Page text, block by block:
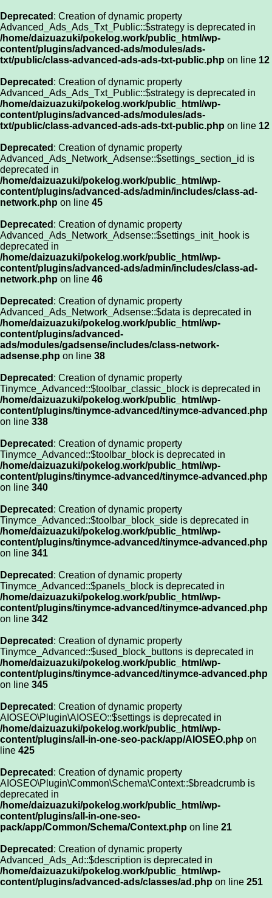
Deprecated : Creation of dynamic property
Advanced_Ads_Ads_Txt_Public::$strategy is deprecated in
/home/daizuazuki/pokelog.work/public_html/wp-
content/plugins/advanced-ads/modules/ads-
txt/public/class-advanced-ads-ads-txt-public.php on line 12
Deprecated : Creation of dynamic property
Advanced_Ads_Ads_Txt_Public::$strategy is deprecated in
/home/daizuazuki/pokelog.work/public_html/wp-
content/plugins/advanced-ads/modules/ads-
txt/public/class-advanced-ads-ads-txt-public.php on line 12
Deprecated : Creation of dynamic property
Advanced_Ads_Network_Adsense::$settings_section_id is
deprecated in
/home/daizuazuki/pokelog.work/public_html/wp-
content/plugins/advanced-ads/admin/includes/class-ad-
network.php on line 45
Deprecated : Creation of dynamic property
Advanced_Ads_Network_Adsense::$settings_init_hook is
deprecated in
/home/daizuazuki/pokelog.work/public_html/wp-
content/plugins/advanced-ads/admin/includes/class-ad-
network.php on line 46
Deprecated : Creation of dynamic property
Advanced_Ads_Network_Adsense::$data is deprecated in
/home/daizuazuki/pokelog.work/public_html/wp-
content/plugins/advanced-
ads/modules/gadsense/includes/class-network-
adsense.php on line 38
Deprecated : Creation of dynamic property
Tinymce_Advanced::$toolbar_classic_block is deprecated in
/home/daizuazuki/pokelog.work/public_html/wp-
content/plugins/tinymce-advanced/tinymce-advanced.php
on line 338
Deprecated : Creation of dynamic property
Tinymce_Advanced::$toolbar_block is deprecated in
/home/daizuazuki/pokelog.work/public_html/wp-
content/plugins/tinymce-advanced/tinymce-advanced.php
on line 340
Deprecated : Creation of dynamic property
Tinymce_Advanced::$toolbar_block_side is deprecated in
/home/daizuazuki/pokelog.work/public_html/wp-
content/plugins/tinymce-advanced/tinymce-advanced.php
on line 341
Deprecated : Creation of dynamic property
Tinymce_Advanced::$panels_block is deprecated in
/home/daizuazuki/pokelog.work/public_html/wp-
content/plugins/tinymce-advanced/tinymce-advanced.php
on line 342
Deprecated : Creation of dynamic property
Tinymce_Advanced::$used_block_buttons is deprecated in
/home/daizuazuki/pokelog.work/public_html/wp-
content/plugins/tinymce-advanced/tinymce-advanced.php
on line 345
Deprecated : Creation of dynamic property
AIOSEO\Plugin\AIOSEO::$settings is deprecated in
/home/daizuazuki/pokelog.work/public_html/wp-
content/plugins/all-in-one-seo-pack/app/AIOSEO.php on
line 425
Deprecated : Creation of dynamic property
AIOSEO\Plugin\Common\Schema\Context::$breadcrumb is
deprecated in
/home/daizuazuki/pokelog.work/public_html/wp-
content/plugins/all-in-one-seo-
pack/app/Common/Schema/Context.php on line 21
Deprecated : Creation of dynamic property
Advanced_Ads_Ad::$description is deprecated in
/home/daizuazuki/pokelog.work/public_html/wp-
content/plugins/advanced-ads/classes/ad.php on line 251